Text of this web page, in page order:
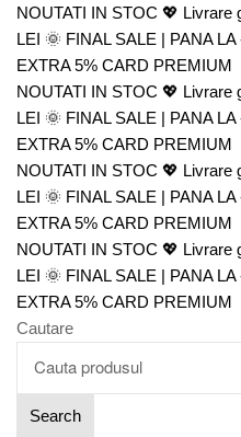
NOUTATI IN STOC 💖 Livrare
LEI 🌞 FINAL SALE | PANA
EXTRA 5% CARD PREMIUM
NOUTATI IN STOC 💖 Livrare
LEI 🌞 FINAL SALE | PANA
EXTRA 5% CARD PREMIUM
NOUTATI IN STOC 💖 Livrare
LEI 🌞 FINAL SALE | PANA
EXTRA 5% CARD PREMIUM
NOUTATI IN STOC 💖 Livrare
LEI 🌞 FINAL SALE | PANA
EXTRA 5% CARD PREMIUM
Cautare
Search